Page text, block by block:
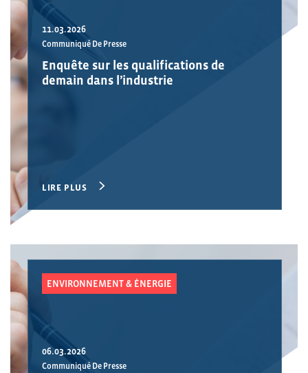
11.03.2026
Communiqué De Presse
Enquête sur les qualifications de
demain dans l’industrie
LIRE PLUS
ENVIRONNEMENT & ÉNERGIE
06.03.2026
Communiqué De Presse